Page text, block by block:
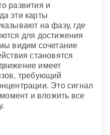
развития и
эти карты
на фазу, где
для достижения
видим сочетание
становятся
имеет
требующий
Это сигнал
и вложить все